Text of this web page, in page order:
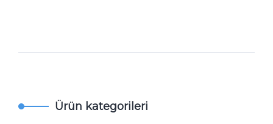
Ürün kategorileri